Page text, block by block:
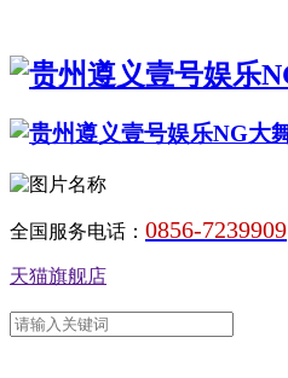
全国服务电话： 0856-7239909
天猫旗舰店